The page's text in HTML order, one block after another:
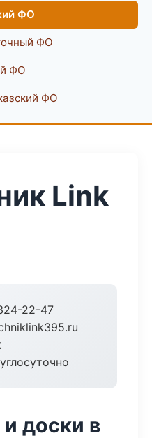
ФО
ФО
ФО
ФО
Link
22-47
доски в